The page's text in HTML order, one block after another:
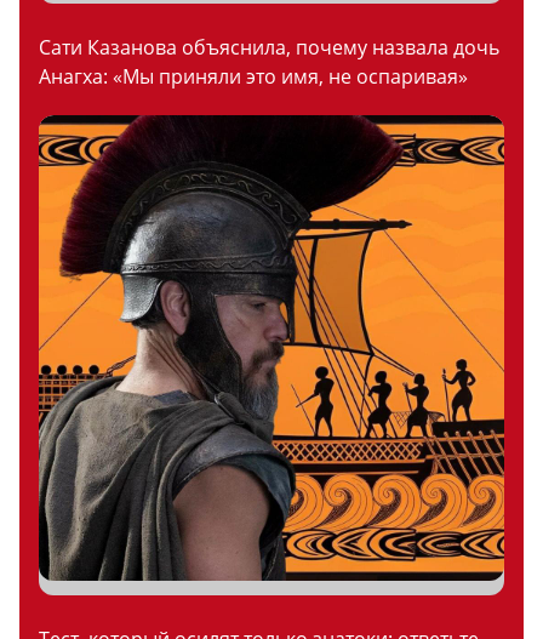
Сати Казанова объяснила, почему назвала дочь
Анагха: «Мы приняли это имя, не оспаривая»